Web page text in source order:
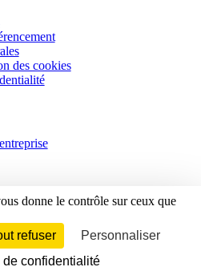
des cookies
droits réservés.
donne le contrôle sur ceux que
refuser
Personnaliser
de confidentialité